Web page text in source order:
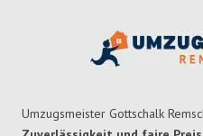
Umzugsmeister Gottschalk